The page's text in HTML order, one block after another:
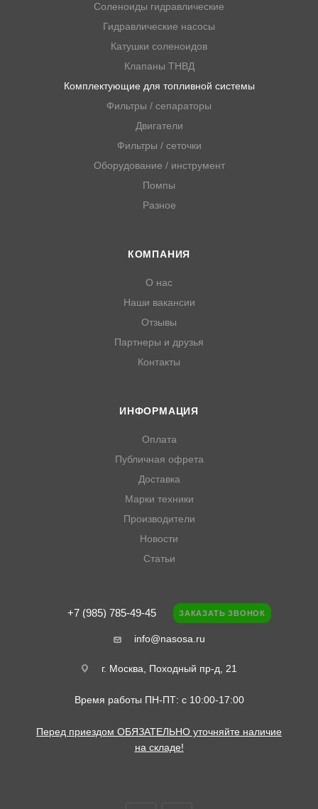
Соленоиды гидравлические
Гидравлические насосы
Катушки соленоидов
Клапаны ТНВД
Комплектующие для топливной системы
Фильтры / сепараторы
Двигатели
Фильтры / сеточки
Оборудование / инструмент
Помпы
Разное
КОМПАНИЯ
О нас
Наши вакансии
Отзывы
Партнеры и друзья
Контакты
ИНФОРМАЦИЯ
Оплата
Публичная офрета
Доставка
Марки техники
Производители
Новости
Статьи
+7 (985) 785-49-45 ЗАКАЗАТЬ ЗВОНОК
info@nasosa.ru
г. Москва, Походный пр-д, 21
Время работы ПН-ПТ: с 10:00-17:00
Перед приездом ОБЯЗАТЕЛЬНО уточняйте наличие
на складе!